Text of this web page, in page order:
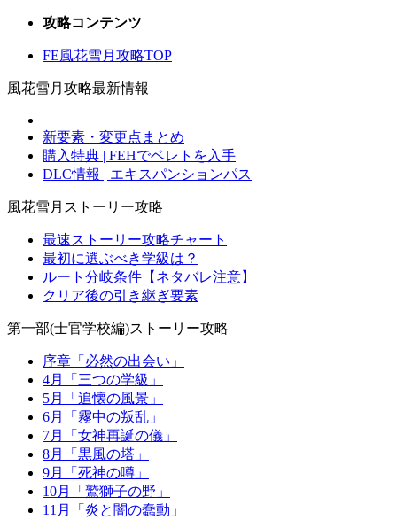
攻略コンテンツ
FE風花雪月攻略TOP
風花雪月攻略最新情報
新要素・変更点まとめ
購入特典 | FEHでベレトを入手
DLC情報 | エキスパンションパス
風花雪月ストーリー攻略
最速ストーリー攻略チャート
最初に選ぶべき学級は？
ルート分岐条件【ネタバレ注意】
クリア後の引き継ぎ要素
第一部(士官学校編)ストーリー攻略
序章「必然の出会い」
4月「三つの学級」
5月「追懐の風景」
6月「霧中の叛乱」
7月「女神再誕の儀」
8月「黒風の塔」
9月「死神の噂」
10月「鷲獅子の野」
11月「炎と闇の蠢動」